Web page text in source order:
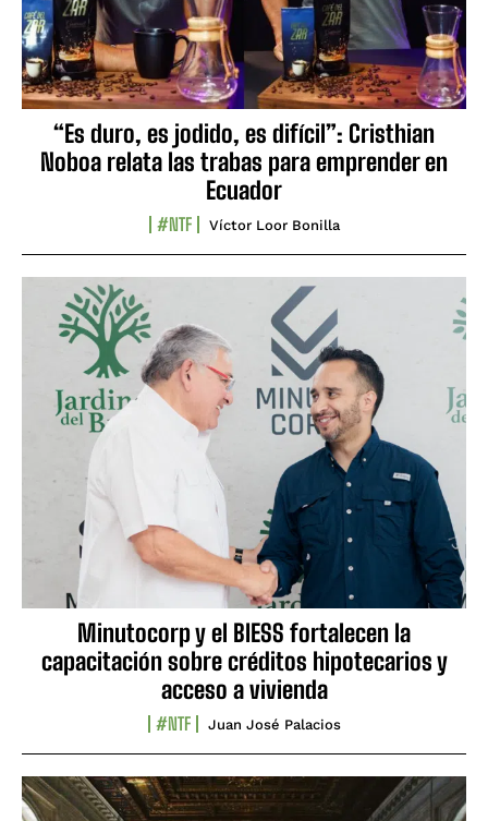
“Es duro, es jodido, es difícil”: Cristhian
Noboa relata las trabas para emprender en
Ecuador
#NTF Víctor Loor Bonilla
Minutocorp y el BIESS fortalecen la
capacitación sobre créditos hipotecarios y
acceso a vivienda
#NTF Juan José Palacios